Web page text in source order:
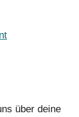
über deine